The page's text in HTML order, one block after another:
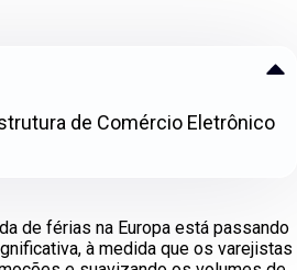
de férias na Europa está passando
à medida que os varejistas
de Comércio Eletrônico